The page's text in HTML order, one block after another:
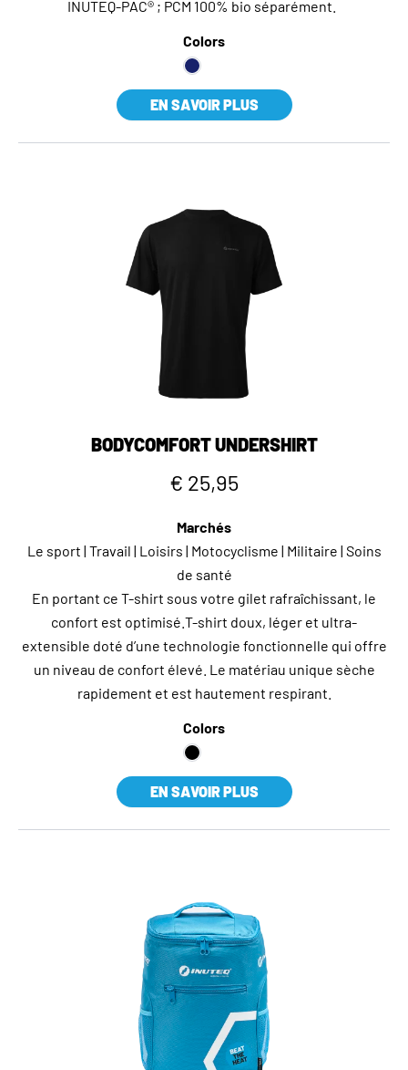
INUTEQ-PAC® ; PCM 100% bio séparément.
Colors
EN SAVOIR PLUS
BODYCOMFORT UNDERSHIRT
€ 25,95
Marchés
Le sport | Travail | Loisirs | Motocyclisme | Militaire | Soins
de santé
En portant ce T-shirt sous votre gilet rafraîchissant, le
confort est optimisé.T-shirt doux, léger et ultra-
extensible doté d’une technologie fonctionnelle qui offre
un niveau de confort élevé. Le matériau unique sèche
rapidement et est hautement respirant.
Colors
EN SAVOIR PLUS